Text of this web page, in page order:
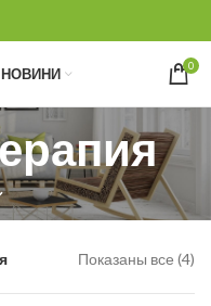
НОВИНИ 0
Показаны все (4)